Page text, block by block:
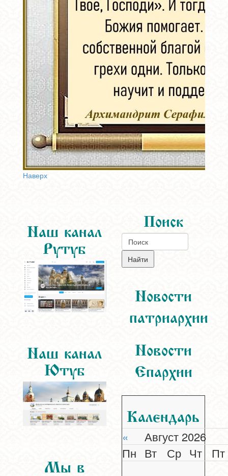
Наверх
Наш канал
Рутуб
Наш канал
Ютуб
Мы в
Поиск
Новости
патриархии
Новости
Епархии
Календарь
«
Август 2026
Пн Вт Ср Чт Пт